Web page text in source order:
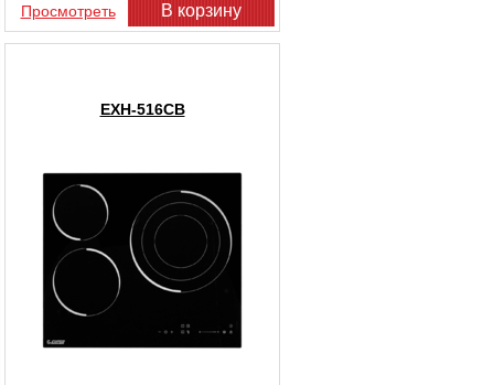
Просмотреть В корзину
EXH-516CB